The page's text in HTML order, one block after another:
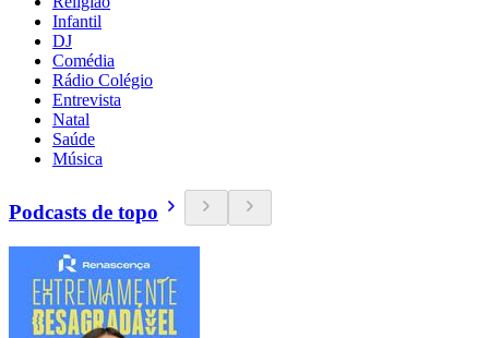
Infantil
DJ
Comédia
Rádio Colégio
Entrevista
Natal
Saúde
Música
Podcasts de topo